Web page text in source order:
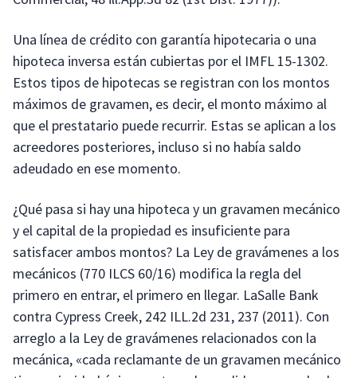
Una línea de crédito con garantía hipotecaria o una
hipoteca inversa están cubiertas por el IMFL 15-1302.
Estos tipos de hipotecas se registran con los montos
máximos de gravamen, es decir, el monto máximo al
que el prestatario puede recurrir. Estas se aplican a los
acreedores posteriores, incluso si no había saldo
adeudado en ese momento.
¿Qué pasa si hay una hipoteca y un gravamen mecánico
y el capital de la propiedad es insuficiente para
satisfacer ambos montos? La Ley de gravámenes a los
mecánicos (770 ILCS 60/16) modifica la regla del
primero en entrar, el primero en llegar. LaSalle Bank
contra Cypress Creek, 242 ILL.2d 231, 237 (2011). Con
arreglo a la Ley de gravámenes relacionados con la
mecánica, «cada reclamante de un gravamen mecánico